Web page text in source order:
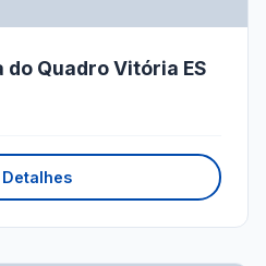
Quadro Vitória ES
Detalhes